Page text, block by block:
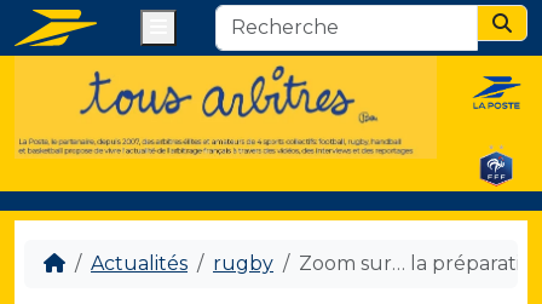
Actualités rugby Zoom sur… la